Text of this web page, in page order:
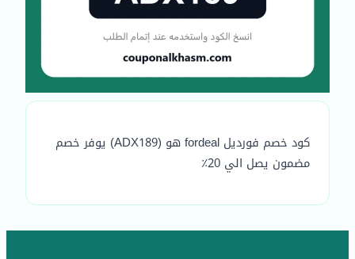
كود خصم فورديل fordeal هو (ADX189) يوفر خصم
مضمون يصل الي 20٪